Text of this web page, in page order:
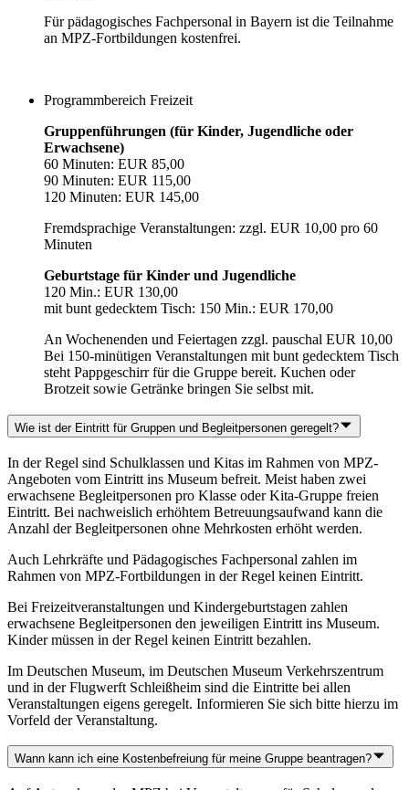
Für pädagogisches Fachpersonal in Bayern ist die Teilnahme
an MPZ-Fortbildungen kostenfrei.
Programmbereich Freizeit
Gruppenführungen (für Kinder, Jugendliche oder
Erwachsene)
60 Minuten: EUR 85,00
90 Minuten: EUR 115,00
120 Minuten: EUR 145,00
Fremdsprachige Veranstaltungen: zzgl. EUR 10,00 pro 60
Minuten
Geburtstage für Kinder und Jugendliche
120 Min.: EUR 130,00
mit bunt gedecktem Tisch: 150 Min.: EUR 170,00
An Wochenenden und Feiertagen zzgl. pauschal EUR 10,00
Bei 150-minütigen Veranstaltungen mit bunt gedecktem Tisch
steht Pappgeschirr für die Gruppe bereit. Kuchen oder
Brotzeit sowie Getränke bringen Sie selbst mit.
Wie ist der Eintritt für Gruppen und Begleitpersonen geregelt?
In der Regel sind Schulklassen und Kitas im Rahmen von MPZ-
Angeboten vom Eintritt ins Museum befreit. Meist haben zwei
erwachsene Begleitpersonen pro Klasse oder Kita-Gruppe freien
Eintritt. Bei nachweislich erhöhtem Betreuungsaufwand kann die
Anzahl der Begleitpersonen ohne Mehrkosten erhöht werden.
Auch Lehrkräfte und Pädagogisches Fachpersonal zahlen im
Rahmen von MPZ-Fortbildungen in der Regel keinen Eintritt.
Bei Freizeitveranstaltungen und Kindergeburtstagen zahlen
erwachsene Begleitpersonen den jeweiligen Eintritt ins Museum.
Kinder müssen in der Regel keinen Eintritt bezahlen.
Im Deutschen Museum, im Deutschen Museum Verkehrszentrum
und in der Flugwerft Schleißheim sind die Eintritte bei allen
Veranstaltungen eigens geregelt. Informieren Sie sich bitte hierzu im
Vorfeld der Veranstaltung.
Wann kann ich eine Kostenbefreiung für meine Gruppe beantragen?